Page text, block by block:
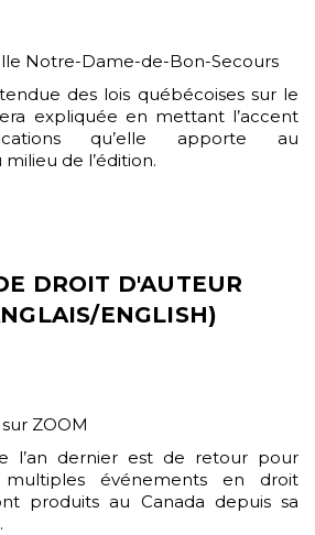
Notre-Dame-de-Bon-Secours
des lois québécoises sur le
expliquée en mettant l’accent
qu’elle apporte au
de l’édition.
DROIT D'AUTEUR
ENGLISH)
ZOOM
l’an dernier est de retour pour
événements en droit
produits au Canada depuis sa